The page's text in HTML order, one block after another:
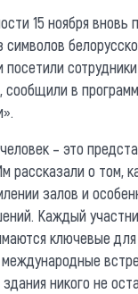
15 ноября вновь
символов
посетили
в
– это
рассказали о том,
залов и
Каждый
ключевые
никого не